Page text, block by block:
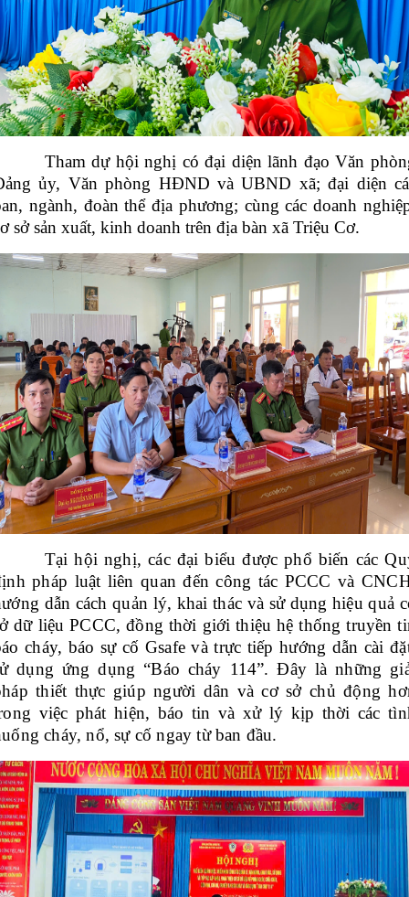
Tham dự hội nghị có đại diện lãnh đạo Văn
ủy, Văn phòng HĐND và UBND xã; đại diện
ngành, đoàn thể địa phương; cùng các doanh
sở sản xuất, kinh doanh trên địa bàn xã Triệu Cơ.
Tại hội nghị, các đại biểu được phổ biến các
pháp luật liên quan đến công tác PCCC và
dẫn cách quản lý, khai thác và sử dụng hiệu quả
dữ liệu PCCC, đồng thời giới thiệu hệ thống truyền
cháy, báo sự cố Gsafe và trực tiếp hướng dẫn cài
dụng ứng dụng “Báo cháy 114”. Đây là những
thiết thực giúp người dân và cơ sở chủ động
việc phát hiện, báo tin và xử lý kịp thời các
cháy, nổ, sự cố ngay từ ban đầu.